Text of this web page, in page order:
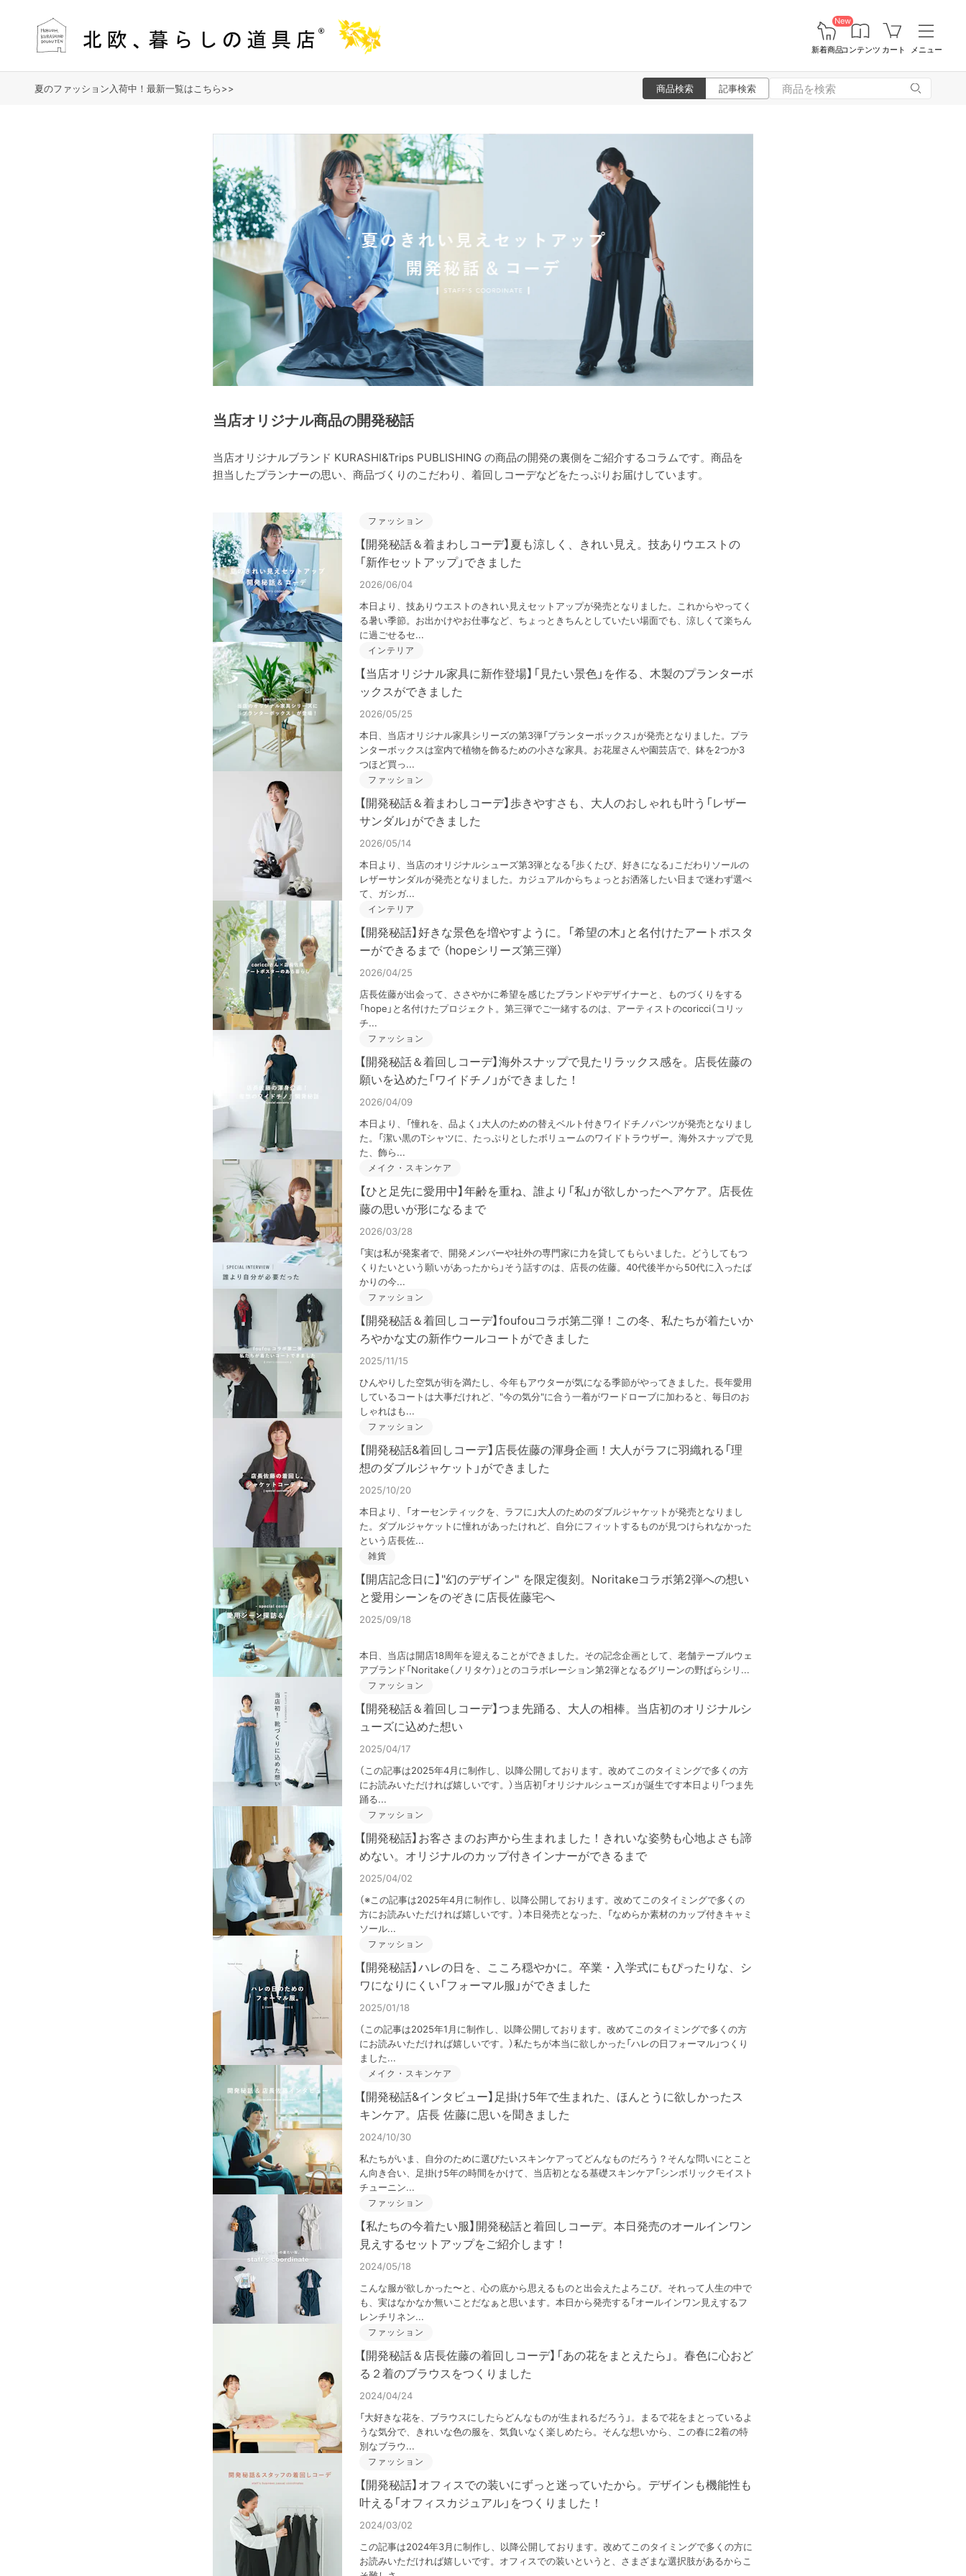
New
新着商品コンテンツ カート メニュー
夏のファッション入荷中！最新一覧はこちら>> 商品検索 記事検索
当店オリジナル商品の開発秘話
当店オリジナルブランド KURASHI&Trips PUBLISHING の商品の開発の裏側をご紹介するコラムです。商品を
担当したプランナーの思い、商品づくりのこだわり、着回しコーデなどをたっぷりお届けしています。
ファッション
【開発秘話＆着まわしコーデ】夏も涼しく、きれい見え。技ありウエストの
「新作セットアップ」できました
2026/06/04
本日より、技ありウエストのきれい見えセットアップが発売となりました。これからやってく
る暑い季節。お出かけやお仕事など、ちょっときちんとしていたい場面でも、涼しくて楽ちん
に過ごせるセ...
インテリア
【当店オリジナル家具に新作登場】「見たい景色」を作る、木製のプランターボ
ックスができました
2026/05/25
本日、当店オリジナル家具シリーズの第3弾「プランターボックス」が発売となりました。プラ
ンターボックスは室内で植物を飾るための小さな家具。お花屋さんや園芸店で、鉢を2つか3
つほど買っ...
ファッション
【開発秘話＆着まわしコーデ】歩きやすさも、大人のおしゃれも叶う「レザー
サンダル」ができました
2026/05/14
本日より、当店のオリジナルシューズ第3弾となる「歩くたび、好きになる」こだわりソールの
レザーサンダルが発売となりました。カジュアルからちょっとお洒落したい日まで迷わず選べ
て、ガシガ...
インテリア
【開発秘話】好きな景色を増やすように。「希望の木」と名付けたアートポスタ
ーができるまで （hopeシリーズ第三弾）
2026/04/25
店長佐藤が出会って、ささやかに希望を感じたブランドやデザイナーと、ものづくりをする
「hope」と名付けたプロジェクト。第三弾でご一緒するのは、アーティストのcoricci（コリッ
チ...
ファッション
【開発秘話＆着回しコーデ】海外スナップで見たリラックス感を。店長佐藤の
願いを込めた「ワイドチノ」ができました！
2026/04/09
本日より、「憧れを、品よく」大人のための替えベルト付きワイドチノパンツが発売となりまし
た。「潔い黒のTシャツに、たっぷりとしたボリュームのワイドトラウザー。海外スナップで見
た、飾ら...
メイク・スキンケア
【ひと足先に愛用中】年齢を重ね、誰より「私」が欲しかったヘアケア。店長佐
藤の思いが形になるまで
2026/03/28
「実は私が発案者で、開発メンバーや社外の専門家に力を貸してもらいました。どうしてもつ
くりたいという願いがあったから」そう話すのは、店長の佐藤。40代後半から50代に入ったば
かりの今...
ファッション
【開発秘話＆着回しコーデ】foufouコラボ第二弾！この冬、私たちが着たいか
ろやかな丈の新作ウールコートができました
2025/11/15
ひんやりした空気が街を満たし、今年もアウターが気になる季節がやってきました。長年愛用
しているコートは大事だけれど、"今の気分"に合う一着がワードローブに加わると、毎日のお
しゃれはも...
ファッション
【開発秘話&着回しコーデ】店長佐藤の渾身企画！大人がラフに羽織れる「理
想のダブルジャケット」ができました
2025/10/20
本日より、「オーセンティックを、ラフに」大人のためのダブルジャケットが発売となりまし
た。ダブルジャケットに憧れがあったけれど、自分にフィットするものが見つけられなかった
という店長佐...
雑貨
【開店記念日に】"幻のデザイン" を限定復刻。Noritakeコラボ第2弾への想い
と愛用シーンをのぞきに店長佐藤宅へ
2025/09/18
本日、当店は開店18周年を迎えることができました。その記念企画として、老舗テーブルウェ
アブランド「Noritake（ノリタケ）」とのコラボレーション第2弾となるグリーンの野ばらシリ...
ファッション
【開発秘話＆着回しコーデ】つま先踊る、大人の相棒。当店初のオリジナルシ
ューズに込めた想い
2025/04/17
（この記事は2025年4月に制作し、以降公開しております。改めてこのタイミングで多くの方
にお読みいただければ嬉しいです。）当店初「オリジナルシューズ」が誕生です本日より「つま先
踊る...
ファッション
【開発秘話】お客さまのお声から生まれました！きれいな姿勢も心地よさも諦
めない。オリジナルのカップ付きインナーができるまで
2025/04/02
（※この記事は2025年4月に制作し、以降公開しております。改めてこのタイミングで多くの
方にお読みいただければ嬉しいです。）本日発売となった、「なめらか素材のカップ付きキャミ
ソール...
ファッション
【開発秘話】ハレの日を、こころ穏やかに。卒業・入学式にもぴったりな、シ
ワになりにくい「フォーマル服」ができました
2025/01/18
（この記事は2025年1月に制作し、以降公開しております。改めてこのタイミングで多くの方
にお読みいただければ嬉しいです。）私たちが本当に欲しかった「ハレの日フォーマル」つくり
ました...
メイク・スキンケア
【開発秘話&インタビュー】足掛け5年で生まれた、ほんとうに欲しかったス
キンケア。店長 佐藤に思いを聞きました
2024/10/30
私たちがいま、自分のために選びたいスキンケアってどんなものだろう？そんな問いにとこと
ん向き合い、足掛け5年の時間をかけて、当店初となる基礎スキンケア「シンボリックモイスト
チューニン...
ファッション
【私たちの今着たい服】開発秘話と着回しコーデ。本日発売のオールインワン
見えするセットアップをご紹介します！
2024/05/18
こんな服が欲しかった〜と、心の底から思えるものと出会えたよろこび。それって人生の中で
も、実はなかなか無いことだなぁと思います。本日から発売する「オールインワン見えするフ
レンチリネン...
ファッション
【開発秘話＆店長佐藤の着回しコーデ】「あの花をまとえたら」。春色に心おど
る２着のブラウスをつくりました
2024/04/24
「大好きな花を、ブラウスにしたらどんなものが生まれるだろう」。まるで花をまとっているよ
うな気分で、きれいな色の服を、気負いなく楽しめたら。そんな想いから、この春に2着の特
別なブラウ...
ファッション
【開発秘話】オフィスでの装いにずっと迷っていたから。デザインも機能性も
叶える「オフィスカジュアル」をつくりました！
2024/03/02
この記事は2024年3月に制作し、以降公開しております。改めてこのタイミングで多くの方に
お読みいただければ嬉しいです。オフィスでの装いというと、さまざまな選択肢があるからこ